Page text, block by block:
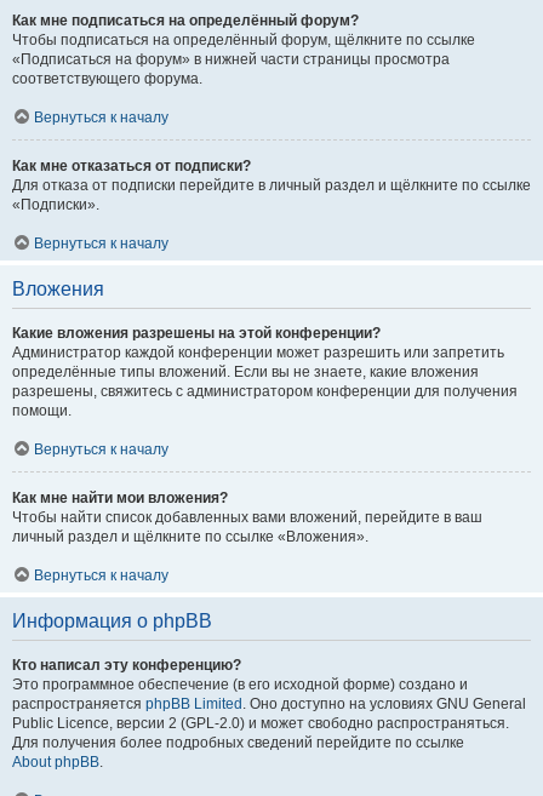
Как мне подписаться на определённый форум?
Чтобы подписаться на определённый форум, щёлкните по ссылке
«Подписаться на форум» в нижней части страницы просмотра
соответствующего форума.
Вернуться к началу
Как мне отказаться от подписки?
Для отказа от подписки перейдите в личный раздел и щёлкните по ссылке
«Подписки».
Вернуться к началу
Вложения
Какие вложения разрешены на этой конференции?
Администратор каждой конференции может разрешить или запретить
определённые типы вложений. Если вы не знаете, какие вложения
разрешены, свяжитесь с администратором конференции для получения
помощи.
Вернуться к началу
Как мне найти мои вложения?
Чтобы найти список добавленных вами вложений, перейдите в ваш
личный раздел и щёлкните по ссылке «Вложения».
Вернуться к началу
Информация о phpBB
Кто написал эту конференцию?
Это программное обеспечение (в его исходной форме) создано и
распространяется phpBB Limited . Оно доступно на условиях GNU General
Public Licence, версии 2 (GPL-2.0) и может свободно распространяться.
Для получения более подробных сведений перейдите по ссылке
About phpBB.